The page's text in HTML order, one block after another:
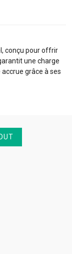
conçu pour offrir
une charge
grâce à ses